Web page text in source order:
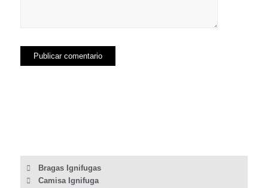
Bragas Ignifugas
Camisa Ignifuga